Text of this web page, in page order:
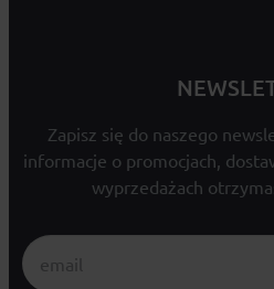
Zapisz się do naszego
informacje o promocjach,
wyprzedażach